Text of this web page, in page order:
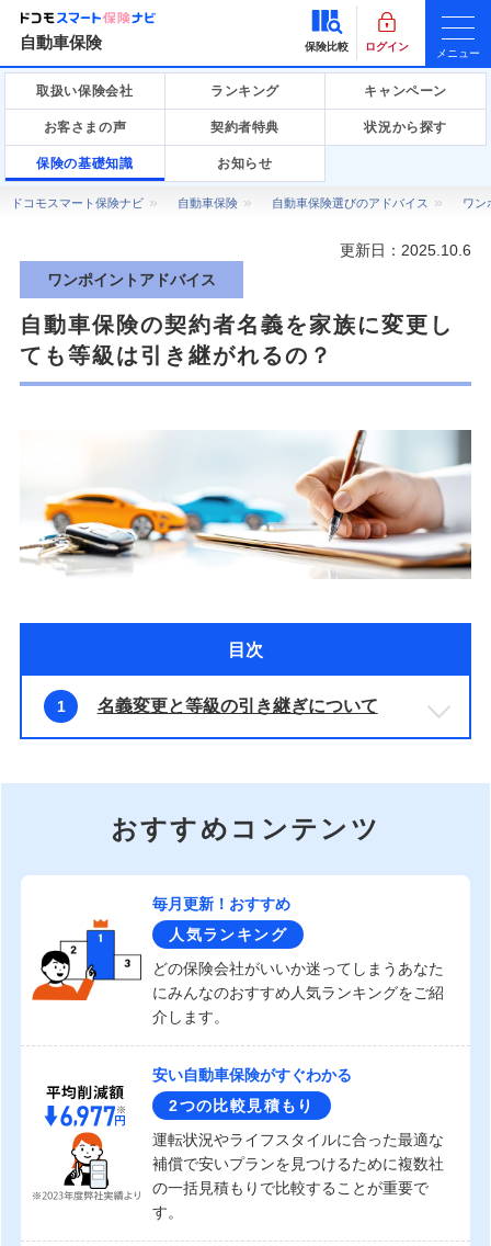
自動車保険 保険比較 ログイン
メニュー
取扱い保険会社 ランキング キャンペーン
お客さまの声 契約者特典 状況から探す
保険の基礎知識 お知らせ
ドコモスマート保険ナビ 自動車保険 自動車保険選びのアドバイス ワン
更新日：2025.10.6
ワンポイントアドバイス
自動車保険の契約者名義を家族に変更し
ても等級は引き継がれるの？
目次
1 名義変更と等級の引き継ぎについて
おすすめコンテンツ
毎月更新！おすすめ
人気ランキング
どの保険会社がいいか迷ってしまうあなた
にみんなのおすすめ人気ランキングをご紹
介します。
安い自動車保険がすぐわかる
2つの比較見積もり
運転状況やライフスタイルに合った最適な
補償で安いプランを見つけるために複数社
の一括見積もりで比較することが重要で
す。